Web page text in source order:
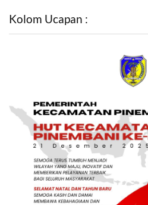
Kolom Ucapan :